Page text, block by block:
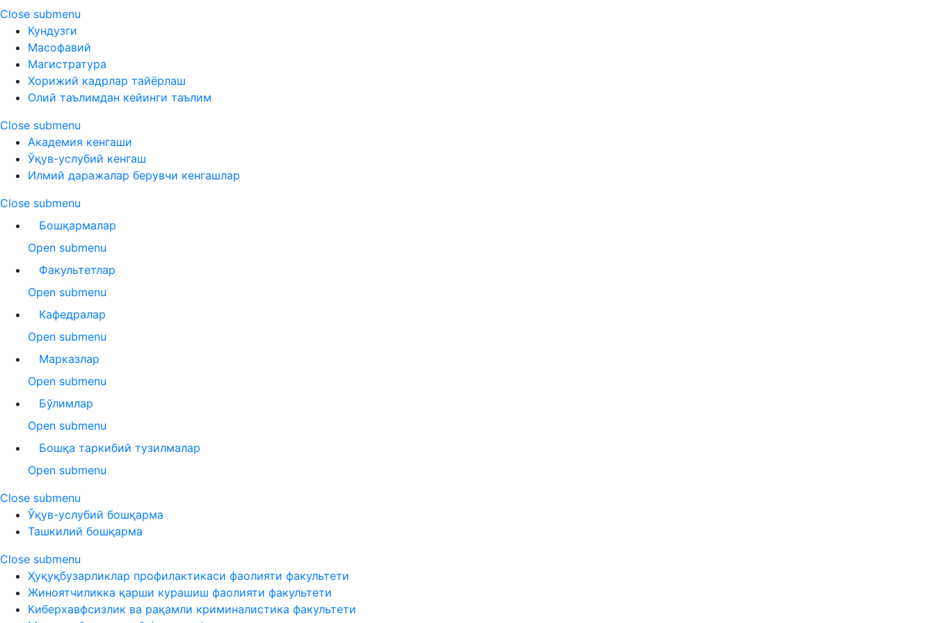
Close submenu
Кундузги
Масофавий
Магистратура
Хорижий кадрлар тайёрлаш
Олий таълимдан кейинги таълим
Close submenu
Академия кенгаши
Ўқув-услубий кенгаш
Илмий даражалар берувчи кенгашлар
Close submenu
Бошқармалар
Open submenu
Факультетлар
Open submenu
Кафедралар
Open submenu
Марказлар
Open submenu
Бўлимлар
Open submenu
Бошқа таркибий тузилмалар
Open submenu
Close submenu
Ўқув-услубий бошқарма
Ташкилий бошқарма
Close submenu
Ҳуқуқбузарликлар профилактикаси фаолияти факультети
Жиноятчиликка қарши курашиш фаолияти факультети
Киберхавфсизлик ва рақамли криминалистика факультети